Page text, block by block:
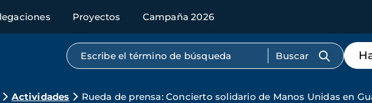
Proyectos Campaña 2026
Búsqueda por texto completo
Menú
de
Actividades Rueda de prensa: Concierto solidario de Manos Unidas en